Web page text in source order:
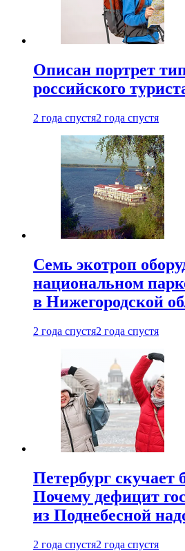
Описан портрет
российского
2 года спустя2 года спустя
Семь экотроп
национальном
в Нижегородской
2 года спустя2 года спустя
Петербург скучает
Почему дефицит
из Поднебесной
2 года спустя2 года спустя